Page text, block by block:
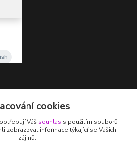
cookies
Váš souhlas s použitím souborů
zobrazovat informace týkající se Vašich
zájmů.